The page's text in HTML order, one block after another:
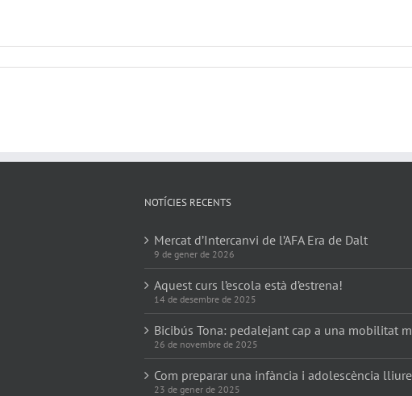
NOTÍCIES RECENTS
Mercat d’Intercanvi de l’AFA Era de Dalt
9 de gener de 2026
Aquest curs l’escola està d’estrena!
14 de desembre de 2025
Bicibús Tona: pedalejant cap a una mobilitat
26 de novembre de 2025
Com preparar una infància i adolescència
23 de gener de 2025